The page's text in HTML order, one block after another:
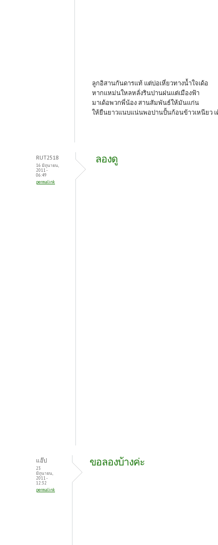
ลูกอิสานกันดารแท้ แต่บ่อเหี่ยวทางน้ำใจเด้อ
หากแหม่นใหลหลั่งรินปานฝนแต่เมืองฟ้า
มาเด้อพวกพี่น้อง สานสัมพันธ์ให้มันแก่น
ให้ยืนยาวแนบแน่นพอปานปั้นก้อนข้าวเหนียว
RUT2518
16 มิถุนายน,
2011 -
06:49
permalink
ลองดู
แอ๊ป
23
มิถุนายน,
2011 -
12:32
permalink
ขอลองบ้างค่ะ